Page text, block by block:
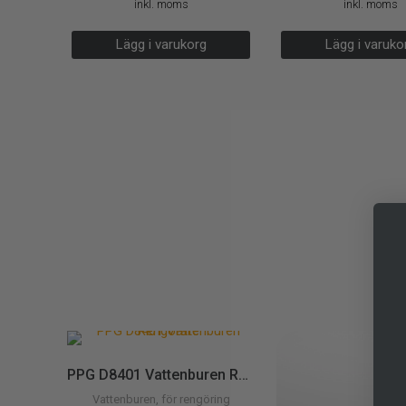
inkl. moms
Lägg i varukorg
inkl. moms
Lägg i
PPG D8401 Vattenburen Rengörare
Vattenburen, för rengöring